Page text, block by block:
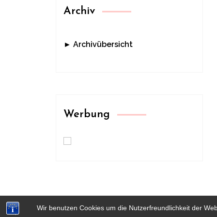
Wir benutzen Cookies um die Nutzerfreundlichkeit der
Archiv
► Archivübersicht
Werbung